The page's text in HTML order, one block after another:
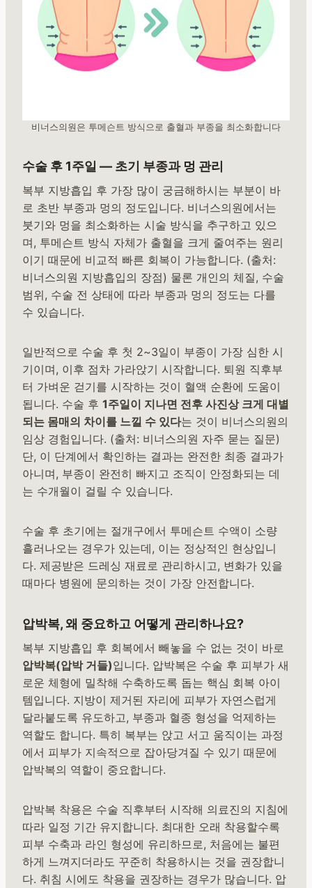
비너스의원은 투메슨트 방식으로 출혈과 부종을 최소화합니다
수술 후 1주일 — 초기 부종과 멍 관리
복부 지방흡입 후 가장 많이 궁금해하시는 부분이 바
로 초반 부종과 멍의 정도입니다. 비너스의원에서는
붓기와 멍을 최소화하는 시술 방식을 추구하고 있으
며, 투메슨트 방식 자체가 출혈을 크게 줄여주는 원리
이기 때문에 비교적 빠른 회복이 가능합니다. (출처:
비너스의원 지방흡입의 장점) 물론 개인의 체질, 수술
범위, 수술 전 상태에 따라 부종과 멍의 정도는 다를
수 있습니다.
일반적으로 수술 후 첫 2~3일이 부종이 가장 심한 시
기이며, 이후 점차 가라앉기 시작합니다. 퇴원 직후부
터 가벼운 걷기를 시작하는 것이 혈액 순환에 도움이
됩니다. 수술 후 1주일이 지나면 전후 사진상 크게 대별
되는 몸매의 차이를 느낄 수 있다는 것이 비너스의원의
임상 경험입니다. (출처: 비너스의원 자주 묻는 질문)
단, 이 단계에서 확인하는 결과는 완전한 최종 결과가
아니며, 부종이 완전히 빠지고 조직이 안정화되는 데
는 수개월이 걸릴 수 있습니다.
수술 후 초기에는 절개구에서 투메슨트 수액이 소량
흘러나오는 경우가 있는데, 이는 정상적인 현상입니
다. 제공받은 드레싱 재료로 관리하시고, 변화가 있을
때마다 병원에 문의하는 것이 가장 안전합니다.
압박복, 왜 중요하고 어떻게 관리하나요?
복부 지방흡입 후 회복에서 빼놓을 수 없는 것이 바로
압박복(압박 거들)입니다. 압박복은 수술 후 피부가 새
로운 체형에 밀착해 수축하도록 돕는 핵심 회복 아이
템입니다. 지방이 제거된 자리에 피부가 자연스럽게
달라붙도록 유도하고, 부종과 혈종 형성을 억제하는
역할도 합니다. 특히 복부는 앉고 서고 움직이는 과정
에서 피부가 지속적으로 잡아당겨질 수 있기 때문에
압박복의 역할이 중요합니다.
압박복 착용은 수술 직후부터 시작해 의료진의 지침에
따라 일정 기간 유지합니다. 최대한 오래 착용할수록
피부 수축과 라인 형성에 유리하므로, 처음에는 불편
하게 느껴지더라도 꾸준히 착용하시는 것을 권장합니
다. 취침 시에도 착용을 권장하는 경우가 많습니다. 압